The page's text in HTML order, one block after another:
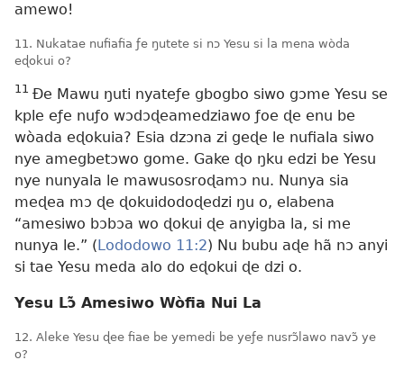
amewo!
11. Nukatae nufiafia ƒe ŋutete si nɔ Yesu si la mena wòda
eɖokui o?
11 Ðe Mawu ŋuti nyateƒe gbogbo siwo gɔme Yesu se
kple eƒe nuƒo wɔdɔɖeamedziawo ƒoe ɖe enu be
wòada eɖokuia? Esia dzɔna zi geɖe le nufiala siwo
nye amegbetɔwo gome. Gake ɖo ŋku edzi be Yesu
nye nunyala le mawusosroɖamɔ nu. Nunya sia
meɖea mɔ ɖe ɖokuidodoɖedzi ŋu o, elabena
“amesiwo bɔbɔa wo ɖokui ɖe anyigba la, si me
nunya le.” (Lododowo 11:2) Nu bubu aɖe hã nɔ anyi
si tae Yesu meda alo do eɖokui ɖe dzi o.
Yesu Lɔ̃ Amesiwo Wòfia Nui La
12. Aleke Yesu ɖee fiae be yemedi be yeƒe nusrɔ̃lawo navɔ̃ ye
o?